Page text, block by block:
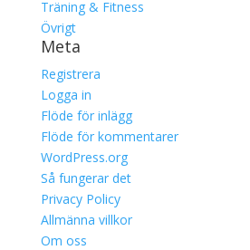
Träning & Fitness
Övrigt
Meta
Registrera
Logga in
Flöde för inlägg
Flöde för kommentarer
WordPress.org
Så fungerar det
Privacy Policy
Allmänna villkor
Om oss